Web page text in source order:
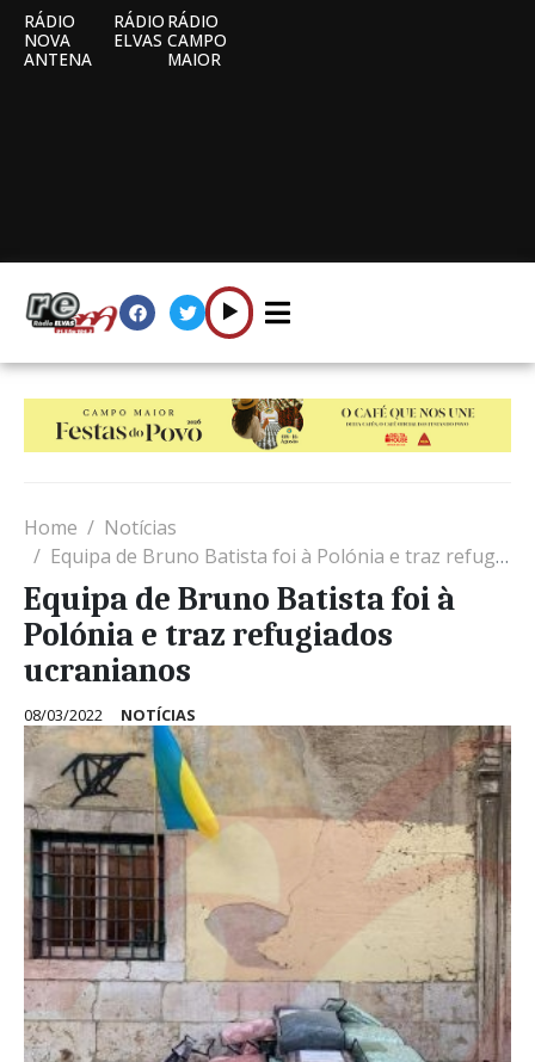
RÁDIO
NOVA
ANTENA
RÁDIO
ELVAS
RÁDIO
CAMPO
MAIOR
Home
Notícias
Equipa de Bruno Batista foi à Polónia e traz refugiados ucranianos
Equipa de Bruno Batista foi à
Polónia e traz refugiados
ucranianos
08/03/2022 NOTÍCIAS